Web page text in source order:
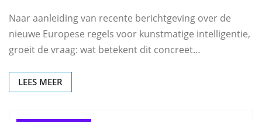
Naar aanleiding van recente berichtgeving over de
nieuwe Europese regels voor kunstmatige intelligentie,
groeit de vraag: wat betekent dit concreet…
LEES MEER